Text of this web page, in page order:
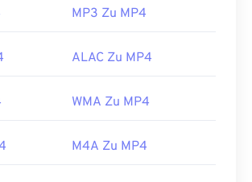
MP3 Zu MP4
ALAC Zu MP4
WMA Zu MP4
M4A Zu MP4